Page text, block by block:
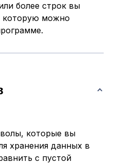
более строк вы
которую можно
которые вы
хранения данных в
с пустой